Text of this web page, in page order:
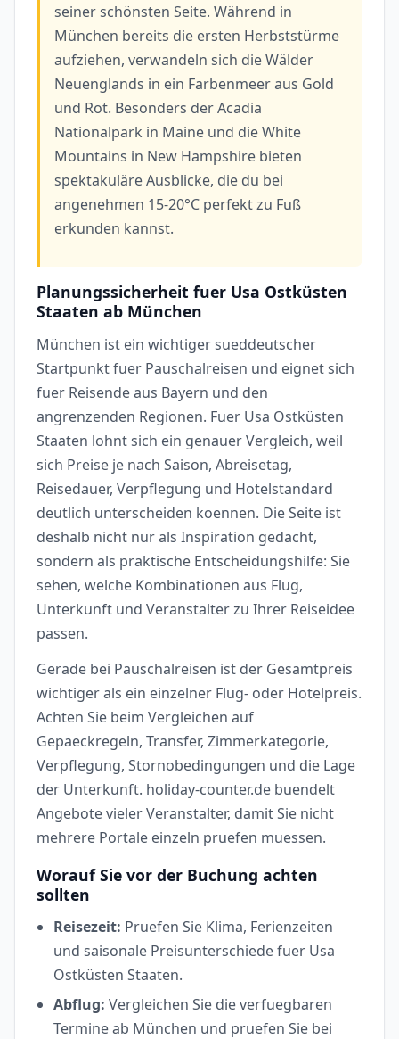
seiner schönsten Seite. Während in
München bereits die ersten Herbststürme
aufziehen, verwandeln sich die Wälder
Neuenglands in ein Farbenmeer aus Gold
und Rot. Besonders der Acadia
Nationalpark in Maine und die White
Mountains in New Hampshire bieten
spektakuläre Ausblicke, die du bei
angenehmen 15-20°C perfekt zu Fuß
erkunden kannst.
Planungssicherheit fuer Usa Ostküsten
Staaten ab München
München ist ein wichtiger sueddeutscher
Startpunkt fuer Pauschalreisen und eignet sich
fuer Reisende aus Bayern und den
angrenzenden Regionen. Fuer Usa Ostküsten
Staaten lohnt sich ein genauer Vergleich, weil
sich Preise je nach Saison, Abreisetag,
Reisedauer, Verpflegung und Hotelstandard
deutlich unterscheiden koennen. Die Seite ist
deshalb nicht nur als Inspiration gedacht,
sondern als praktische Entscheidungshilfe: Sie
sehen, welche Kombinationen aus Flug,
Unterkunft und Veranstalter zu Ihrer Reiseidee
passen.
Gerade bei Pauschalreisen ist der Gesamtpreis
wichtiger als ein einzelner Flug- oder Hotelpreis.
Achten Sie beim Vergleichen auf
Gepaeckregeln, Transfer, Zimmerkategorie,
Verpflegung, Stornobedingungen und die Lage
der Unterkunft. holiday-counter.de buendelt
Angebote vieler Veranstalter, damit Sie nicht
mehrere Portale einzeln pruefen muessen.
Worauf Sie vor der Buchung achten
sollten
Reisezeit: Pruefen Sie Klima, Ferienzeiten
und saisonale Preisunterschiede fuer Usa
Ostküsten Staaten.
Abflug: Vergleichen Sie die verfuegbaren
Termine ab München und pruefen Sie bei